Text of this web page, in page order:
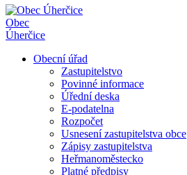
Obec
Úherčice
Obecní úřad
Zastupitelstvo
Povinné informace
Úřední deska
E-podatelna
Rozpočet
Usnesení zastupitelstva obce
Zápisy zastupitelstva
Heř​manoměstecko
Platné předpisy